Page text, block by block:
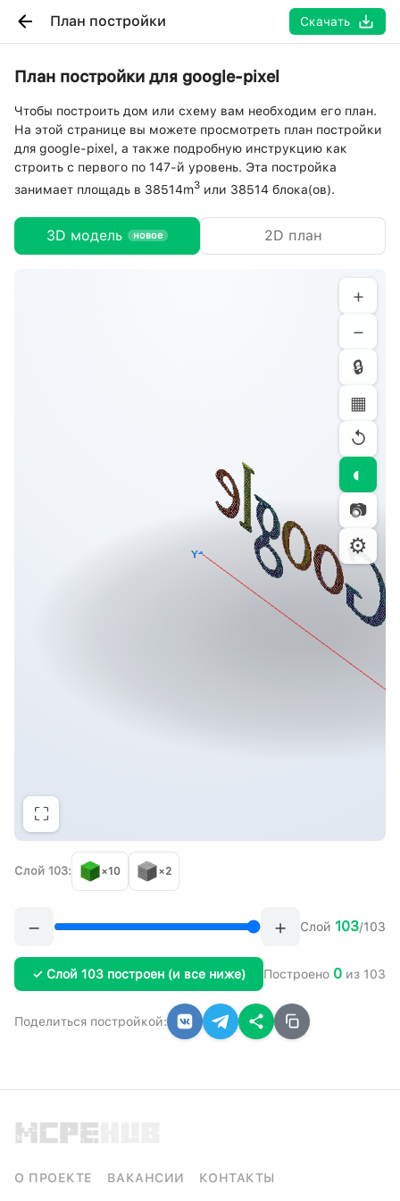
План постройки Скачать
План постройки для google-pixel
Чтобы построить дом или схему вам необходим его план.
На этой странице вы можете просмотреть план постройки
для google-pixel, а также подробную инструкцию как
строить с первого по 147-й уровень. Эта постройка
занимает площадь в 38514m3 или 38514 блока(ов).
3D модель новое 2D план
+
−
🔒
▦
↺
◐
📷
⚙
⛶
Слой 103: ×10 ×2
− + Слой 103/103
✓ Слой 103 построен (и все ниже) Построено 0 из 103
Поделиться постройкой:
О ПРОЕКТЕ ВАКАНСИИ КОНТАКТЫ